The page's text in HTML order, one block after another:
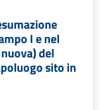
I e nel
del
sito in